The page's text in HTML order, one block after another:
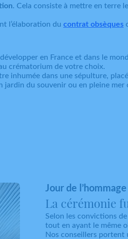
. Cela consiste à mettre en terre
l’élaboration du contrat obsèques
en France et dans le
crématorium de votre choix.
inhumée dans une sépulture,
jardin du souvenir ou en pleine mer
Jour de l’hommage
La cérémonie
Selon les convictions
tout en ayant le même
Nos conseillers portent